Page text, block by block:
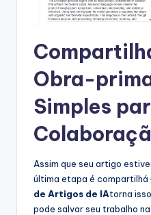
Obra-
Simples
Assim que seu artigo
última etapa é
de Artigos de IAtorna
pode salvar seu trabalho